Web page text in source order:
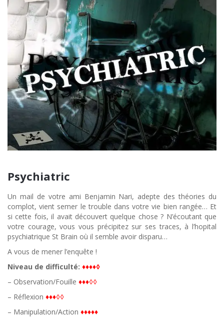
Psychiatric
Un mail de votre ami Benjamin Nari, adepte des théories du
complot, vient semer le trouble dans votre vie bien rangée… Et
si cette fois, il avait découvert quelque chose ? N’écoutant que
votre courage, vous vous précipitez sur ses traces, à l’hopital
psychiatrique St Brain où il semble avoir disparu…
A vous de mener l’enquête !
Niveau de difficulté: ♦♦♦♦◊
– Observation/Fouille ♦♦♦◊◊
– Réflexion ♦♦♦◊◊
– Manipulation/Action ♦♦♦♦♦